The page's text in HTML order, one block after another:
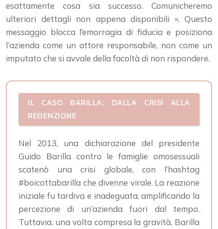
esattamente cosa sia successo. Comunicheremo
ulteriori dettagli non appena disponibili ». Questo
messaggio blocca l’emorragia di fiducia e posiziona
l’azienda come un attore responsabile, non come un
imputato che si avvale della facoltà di non rispondere.
IL CASO BARILLA: DALLA CRISI ALLA
REDENZIONE
Nel 2013, una dichiarazione del presidente
Guido Barilla contro le famiglie omosessuali
scatenò una crisi globale, con l’hashtag
#boicottabarilla che divenne virale. La reazione
iniziale fu tardiva e inadeguata, amplificando la
percezione di un’azienda fuori dal tempo.
Tuttavia, una volta compresa la gravità, Barilla